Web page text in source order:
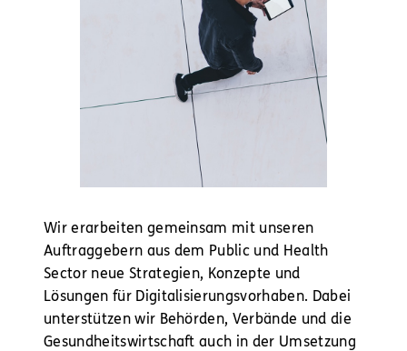
Wir erarbeiten gemeinsam mit unseren
Auftraggebern aus dem Public und Health
Sector neue Strategien, Konzepte und
Lösungen für Digitalisierungsvorhaben. Dabei
unterstützen wir Behörden, Verbände und die
Gesundheitswirtschaft auch in der Umsetzung